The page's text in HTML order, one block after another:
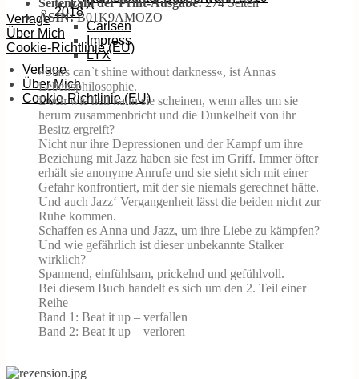
LYX
Verlage
Über Mich
Cookie-Richtlinie (EU)
2018
Carlsen
Impress
LYX
Verlage
Über Mich
Cookie-Richtlinie (EU)
ASIN:B01K9AMOZO
»Stars can`t shine without darkness«, ist Annas
Lebensphilosophie.
Doch wie hell kann sie scheinen, wenn alles um sie
herum zusammenbricht und die Dunkelheit von ihr
Besitz ergreift?
Nicht nur ihre Depressionen und der Kampf um ihre
Beziehung mit Jazz haben sie fest im Griff. Immer öfter
erhält sie anonyme Anrufe und sie sieht sich mit einer
Gefahr konfrontiert, mit der sie niemals gerechnet hätte.
Und auch Jazz‘ Vergangenheit lässt die beiden nicht zur
Ruhe kommen.
Schaffen es Anna und Jazz, um ihre Liebe zu kämpfen?
Und wie gefährlich ist dieser unbekannte Stalker
wirklich?
Spannend, einfühlsam, prickelnd und gefühlvoll.
Bei diesem Buch handelt es sich um den 2. Teil einer
Reihe
Band 1: Beat it up – verfallen
Band 2: Beat it up – verloren